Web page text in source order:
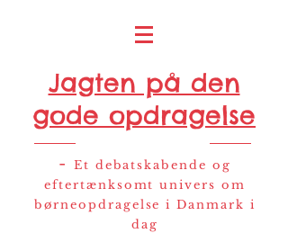
Jagten på den
gode opdragelse
- Et debatskabende og
eftertænksomt univers om
børneopdragelse i Danmark i
dag